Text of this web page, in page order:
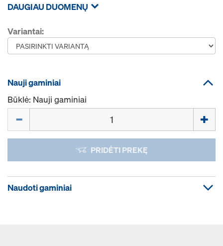
DAUGIAU DUOMENŲ
Variantai:
Nauji gaminiai
Būklė: Nauji gaminiai
PRIDĖTI PREKĘ
Naudoti gaminiai